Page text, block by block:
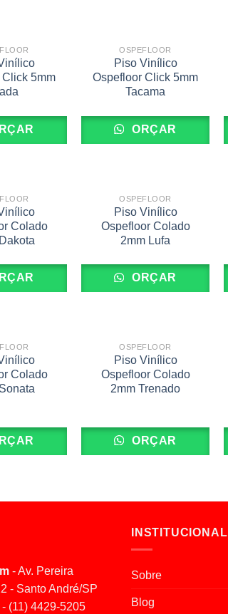
5mm
OSPEFLOOR
Piso Vinílico
Ospefloor Click 5mm
Tacama
ORÇAR
Colado
OSPEFLOOR
Piso Vinílico
Ospefloor Colado
2mm Lufa
ORÇAR
Colado
OSPEFLOOR
Piso Vinílico
Ospefloor Colado
2mm Trenado
ORÇAR
- Av. Pereira
- Santo André/SP
- (11) 4429-5205
INSTITUCIONAL
Sobre
Blog